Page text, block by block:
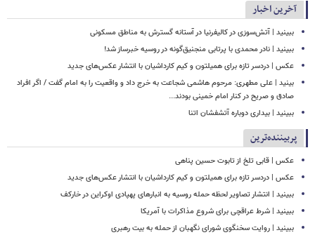
آخرین اخبار
ببینید | آتش‌سوزی در کالیفرنیا در آستانه گسترش به مناطق مسکونی
ببینید | نادر محمدی با پرتابی منجنیق‌گونه در روسیه خبرساز شد!
عکس | دردسر تازه برای همیلتون و کیم کارداشیان با انتشار عکس‌های جدید
بینید | علی مطهری: مرحوم هاشمی شجاعت به خرج داد و واقعیت را به امام گفت / اگر افراد
صادق و صریح در کنار امام خمینی بودند...
ببینید | بیداری دوباره آتشفشان اتنا
پربیننده‌ترین
عکس | قابی تلخ از تابوت حسین پناهی
عکس | دردسر تازه برای همیلتون و کیم کارداشیان با انتشار عکس‌های جدید
ببینید | انتشار تصاویر لحظه حمله روسیه به انبارهای پهپادی اوکراین در خارکف
ببینید | شرط عراقچی برای شروع مذاکرات با آمریکا
ببینید | روایت سخنگوی شورای نگهبان از حمله به بیت رهبری